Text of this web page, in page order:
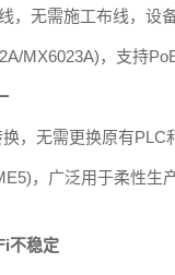
，无需施工布线，设
MX6023A)，支持
，无需更换原有PLC
，广泛用于柔性生
不稳定